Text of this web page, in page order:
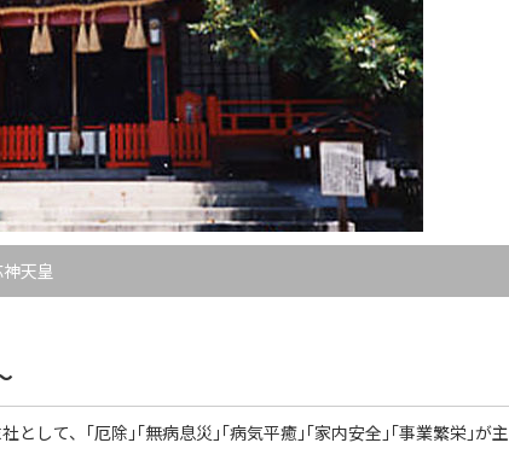
天皇
として、｢厄除｣｢無病息災｣｢病気平癒｣｢家内安全｣｢事業繁栄｣が主